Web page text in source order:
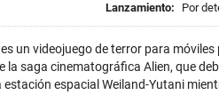
Lanzamiento: Por
un videojuego de terror para
la saga cinematográfica Alien, que
estación espacial Weiland-Yutani